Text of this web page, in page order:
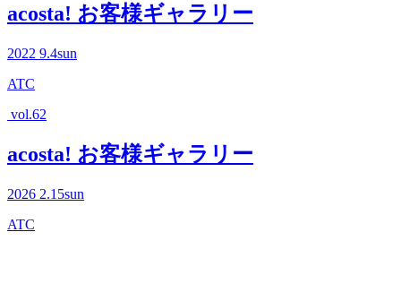
acosta! お客様ギャラリー
2022 9.4sun
ATC
vol.62
acosta! お客様ギャラリー
2026 2.15sun
ATC